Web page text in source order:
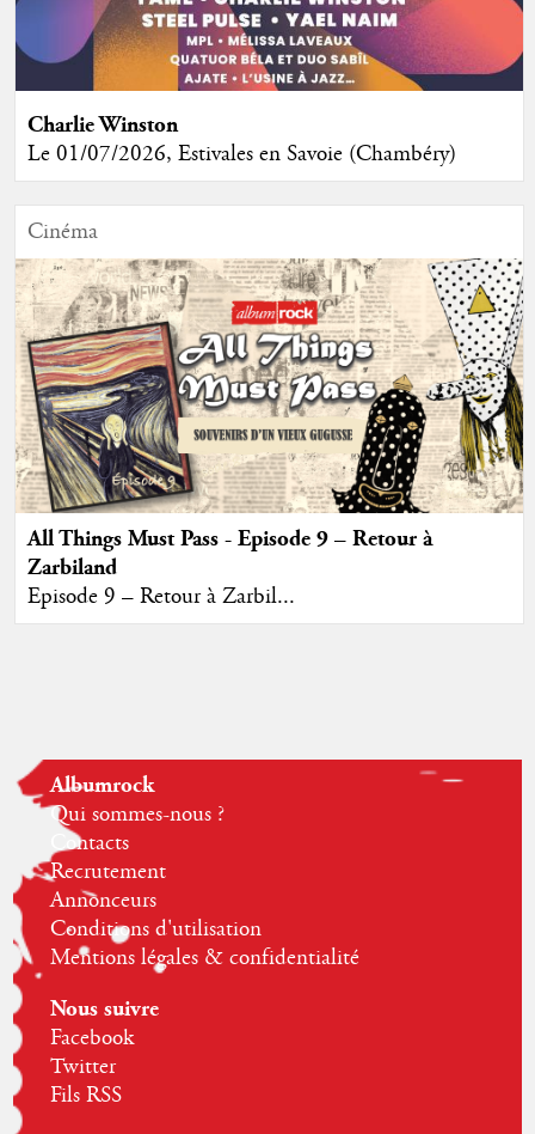
Charlie Winston
Le 01/07/2026, Estivales en Savoie (Chambéry)
Cinéma
All Things Must Pass - Episode 9 – Retour à
Zarbiland
Episode 9 – Retour à Zarbil...
Albumrock
Qui sommes-nous ?
Contacts
Recrutement
Annonceurs
Conditions d'utilisation
Mentions légales & confidentialité
Nous suivre
Facebook
Twitter
Fils RSS